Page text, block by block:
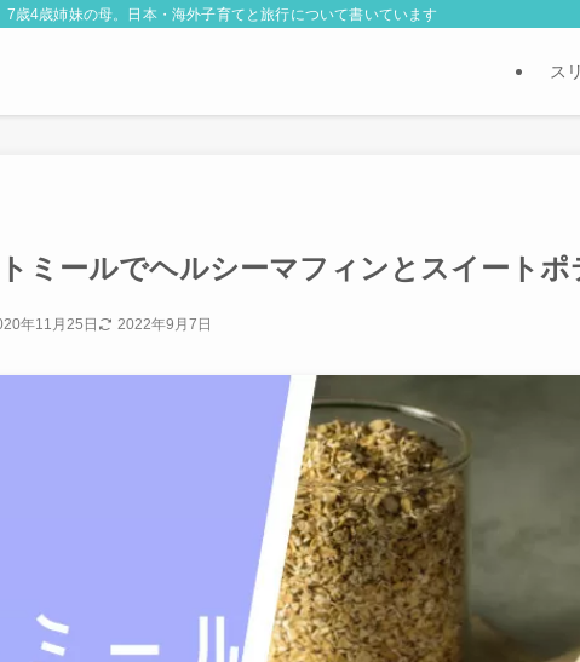
歳4歳姉妹の母。日本・海外子育てと旅行について書いています
ス
ミールでヘルシーマフィンとスイートポ
年11月25日 2022年9月7日